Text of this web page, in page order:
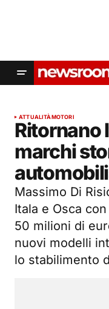
ATTUALITÀMOTORI
Ritornano
marchi
Massimo Di
Itala e Osca
50 milioni di
nuovi modelli
lo stabilimento